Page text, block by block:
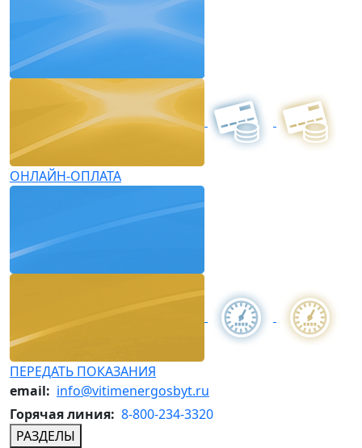
ОНЛАЙН-ОПЛАТА
ПЕРЕДАТЬ ПОКАЗАНИЯ
email: info@vitimenergosbyt.ru
Горячая линия: 8-800-234-3320
РАЗДЕЛЫ